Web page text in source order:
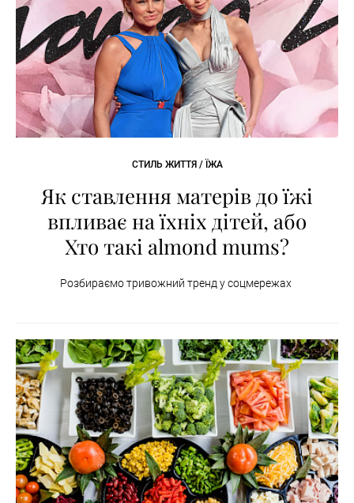
СТИЛЬ ЖИТТЯ / ЇЖА
Як ставлення матерів до їжі
впливає на їхніх дітей, або
Хто такі almond mums?
Розбираємо тривожний тренд у соцмережах